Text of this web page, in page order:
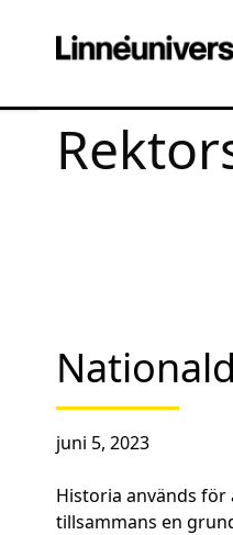
juni 5, 2023
Historia används
tillsammans en